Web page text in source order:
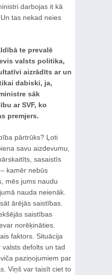
darbojas it kā
tas nekad neies
te prevalē
valsts politika,
aizrādīts ar un
dabiski, ja,
sāk
ar SVF, ko
premjers.
pārtrūks? Ļoti
savu aizdevumu,
sasaistīs
kamēr nebūs
mēs jums naudu
nauda neienāk.
ārējās saistības.
saistības
norēķināties.
faktors. Situācija
defolts un tad
paziņojumiem par
Viņš var taisīt ciet to